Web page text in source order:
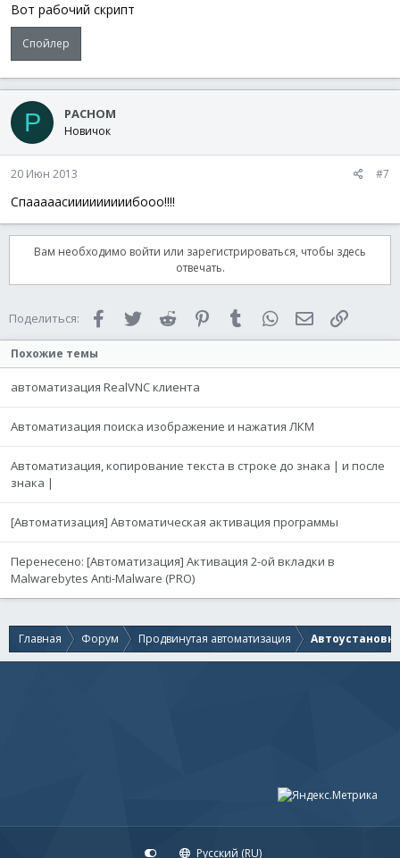
Вот рабочий скрипт
Спойлер
P PACHOM
Новичок
20 Июн 2013 #7
Спааааасииииииииибооо!!!!
Вам необходимо войти или зарегистрироваться, чтобы здесь
отвечать.
Поделиться: FacebookTwitter Reddit PinterestTumblr WhatsAppЭлектронная
Похожие темы
автоматизация RealVNC клиента
Автоматизация поиска изображение и нажатия ЛКМ
Автоматизация, копирование текста в строке до знака | и после
знака |
[Автоматизация] Автоматическая активация программы
Перенесено: [Автоматизация] Активация 2-ой вкладки в
Malwarebytes Anti-Malware (PRO)
Главная Форум Продвинутая автоматизация
Русский (RU)